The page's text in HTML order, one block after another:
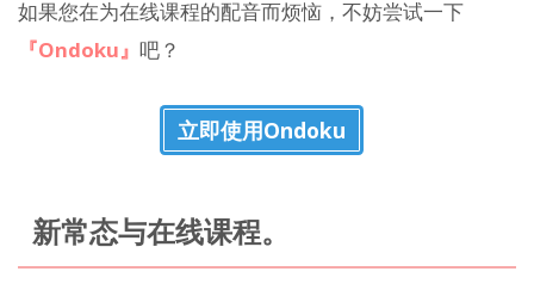
如果您在为在线课程的配音而烦恼，不妨尝试一下
『Ondoku』 吧？
立即使用Ondoku
新常态与在线课程。